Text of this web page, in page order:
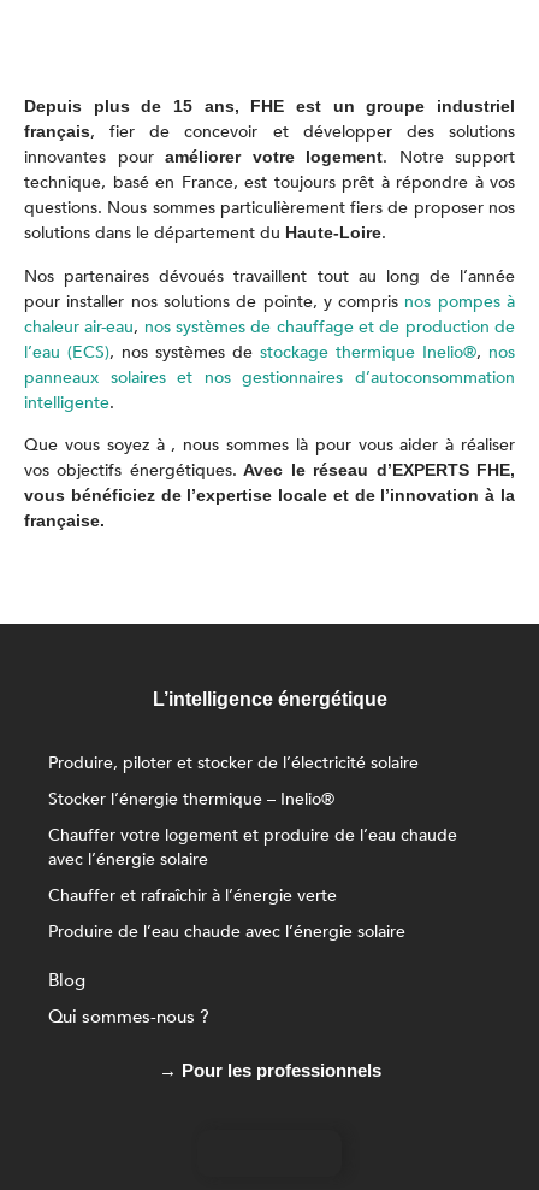
Depuis plus de 15 ans, FHE est un groupe industriel
français, fier de concevoir et développer des solutions
innovantes pour améliorer votre logement. Notre support
technique, basé en France, est toujours prêt à répondre à vos
questions. Nous sommes particulièrement fiers de proposer nos
solutions dans le département du Haute-Loire.
Nos partenaires dévoués travaillent tout au long de l’année
pour installer nos solutions de pointe, y compris nos pompes à
chaleur air-eau, nos systèmes de chauffage et de production de
l’eau (ECS), nos systèmes de stockage thermique Inelio®, nos
panneaux solaires et nos gestionnaires d’autoconsommation
intelligente.
Que vous soyez à, nous sommes là pour vous aider à réaliser
vos objectifs énergétiques. Avec le réseau d’EXPERTS FHE,
vous bénéficiez de l’expertise locale et de l’innovation à la
française.
L’intelligence énergétique
Produire, piloter et stocker de l’électricité solaire
Stocker l’énergie thermique – Inelio®
Chauffer votre logement et produire de l’eau chaude
avec l’énergie solaire
Chauffer et rafraîchir à l’énergie verte
Produire de l’eau chaude avec l’énergie solaire
Blog
Qui sommes-nous ?
→ Pour les professionnels